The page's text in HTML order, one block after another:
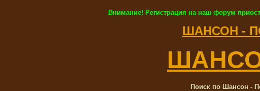
Внимание! Регистрация на наш форум
ШАНСОН -
Поиск по Шансон -